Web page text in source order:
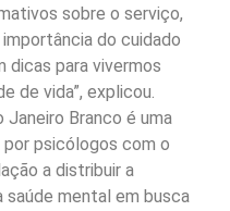
sobre o serviço,
do cuidado
dicas para vivermos
de vida”, explicou.
Janeiro Branco é uma
por psicólogos com o
a distribuir a
saúde mental em busca